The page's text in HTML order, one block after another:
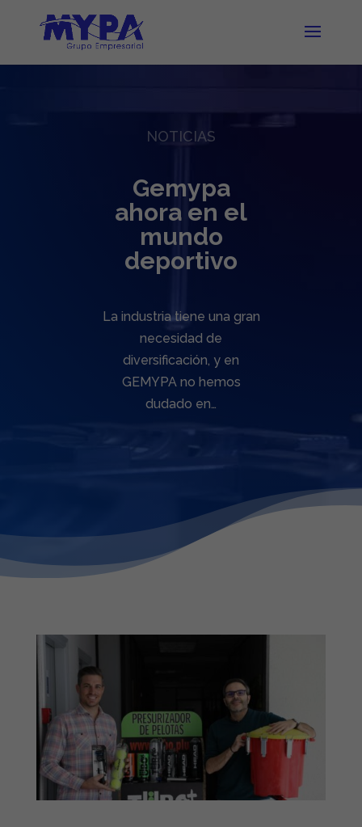
NOTICIAS
Gemypa
ahora en el
mundo
deportivo
La industria tiene una gran
necesidad de
diversificación, y en
GEMYPA no hemos
dudado en…